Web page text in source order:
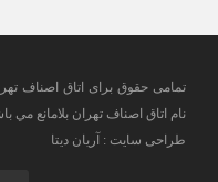
تمامی حقوق برای اتاق اصناف
نام اتاق اصناف تهران بلامانع مي
طراحی سایت : آریان دیتا